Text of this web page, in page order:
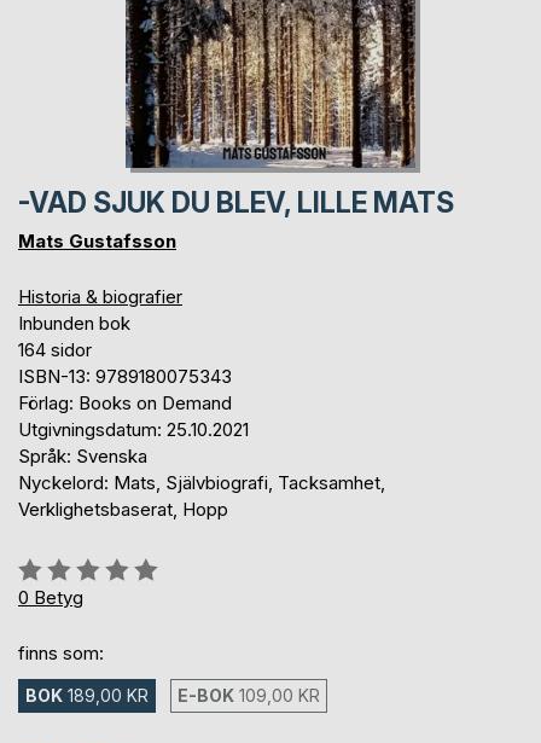
-VAD SJUK DU BLEV, LILLE MATS
Mats Gustafsson
Historia & biografier
Inbunden bok
164 sidor
ISBN-13: 9789180075343
Förlag: Books on Demand
Utgivningsdatum: 25.10.2021
Språk: Svenska
Nyckelord: Mats, Självbiografi, Tacksamhet,
Verklighetsbaserat, Hopp
Betyg::
0%
0 Betyg
finns som:
BOK 189,00 KR E-BOK 109,00 KR